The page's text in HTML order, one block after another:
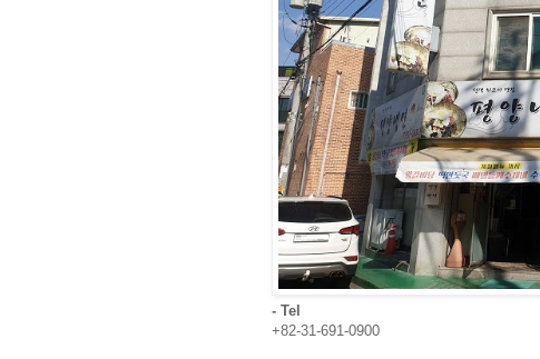
- Tel
+82-31-691-0900